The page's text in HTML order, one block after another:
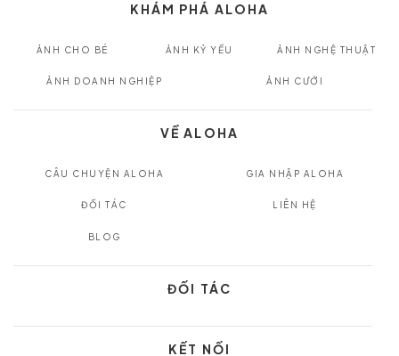
KHÁM PHÁ ALOHA
ẢNH CHO BÉ ẢNH KỶ YẾU ẢNH NGHỆ THUẬT
ẢNH DOANH NGHIỆP ẢNH CƯỚI
VỀ ALOHA
CÂU CHUYỆN ALOHA GIA NHẬP ALOHA
ĐỐI TÁC LIÊN HỆ
BLOG
ĐỐI TÁC
KẾT NỐI